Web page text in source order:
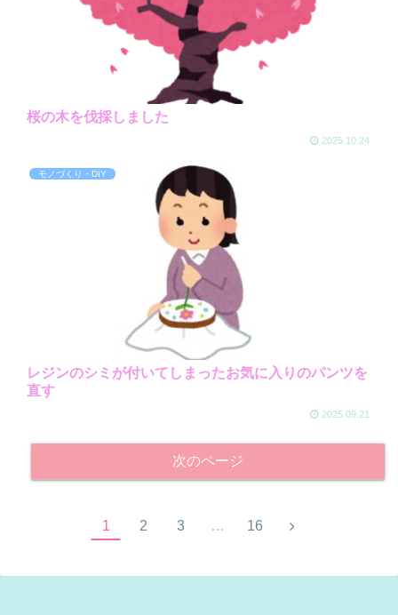
桜の木を伐採しました
2025.10.24
モノづくり・DIY
レジンのシミが付いてしまったお気に入りのパンツを
直す
2025.09.21
次のページ
1 2 3 … 16